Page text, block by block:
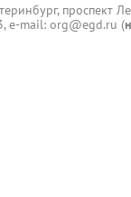
проспект
e-mail: org@egd.ru (